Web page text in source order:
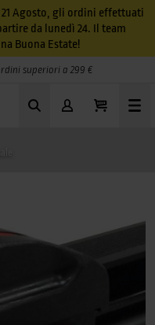
Agosto, gli ordini effettuati
da lunedì 24. Il team
Buona Estate!
superiori a 299 €